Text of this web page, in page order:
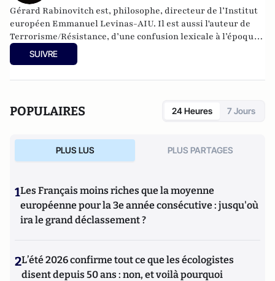
Gérard Rabinovitch est, philosophe, directeur de l’Institut
européen Emmanuel Levinas-AIU. Il est aussi l'auteur de
Terrorisme/Résistance, d’une confusion lexicale à l’époque
des sociétés de masse (éd. Le Bord de l’eau), et de
Somnambules et Terminators, sur une crise civilisationnelle
SUIVRE
POPULAIRES 24 Heures 7 Jours
PLUS LUS PLUS PARTAGES
1Les Français moins riches que la moyenne
européenne pour la 3e année consécutive : jusqu'où
ira le grand déclassement ?
2L’été 2026 confirme tout ce que les écologistes
disent depuis 50 ans : non, et voilà pourquoi